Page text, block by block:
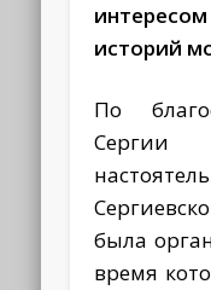
историй
По
была
время